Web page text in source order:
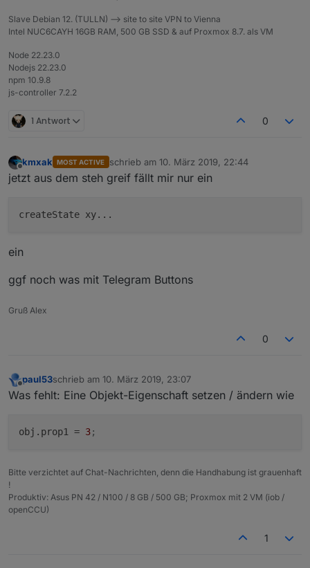
Slave Debian 12. (TULLN) --> site to site VPN to Vienna
Intel NUC6CAYH 16GB RAM, 500 GB SSD & auf Proxmox 8.7. als VM
Node 22.23.0
Nodejs 22.23.0
npm 10.9.8
js-controller 7.2.2
1 Antwort 0
Offline
kmxak MOST ACTIVE schrieb am 10. März 2019, 22:44
zuletzt editiert von
jetzt aus dem steh greif fällt mir nur ein
ein
ggf noch was mit Telegram Buttons
Gruß Alex
0
Offline
paul53schrieb am 10. März 2019, 23:07
zuletzt editiert von
Was fehlt: Eine Objekt-Eigenschaft setzen / ändern wie
obj.prop1 = 3;
Bitte verzichtet auf Chat-Nachrichten, denn die Handhabung ist grauenhaft
!
Produktiv: Asus PN 42 / N100 / 8 GB / 500 GB; Proxmox mit 2 VM (iob /
openCCU)
1